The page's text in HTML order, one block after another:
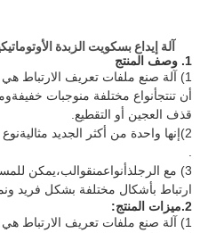
آلة إيداع بسكويت الزبدة الأوتوماتيكية مع 304 الفولاذ
1. وصف المنتج
1) آلة صنع ملفات تعريف الارتباط
أن تنتجأنواع مختلفة منوجبات خفيفة
قذف العجين أو التقطيع.
2) إنها واحدة من أكثر الجديد مثالية
.
3) مع الرجل
ذأنواعمنقوالب،يمكن
ارتباط بأشكال مختلفة بشكل فريد
2.ميزات المنتج:
1) آلة صنع ملفات تعريف الارتباط